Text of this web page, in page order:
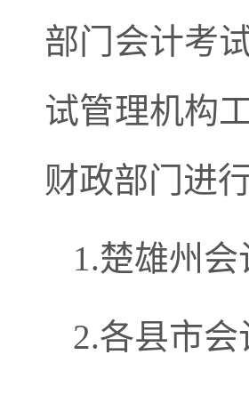
部门会计考
试管理机构
财政部门进
1.楚雄州
2.各县市